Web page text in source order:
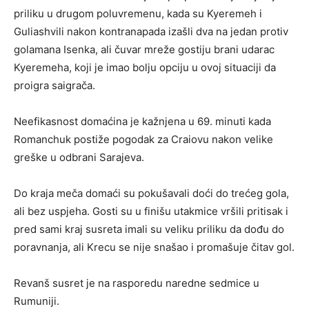
priliku u drugom poluvremenu, kada su Kyeremeh i
Guliashvili nakon kontranapada izašli dva na jedan protiv
golamana Isenka, ali čuvar mreže gostiju brani udarac
Kyeremeha, koji je imao bolju opciju u ovoj situaciji da
proigra saigrača.
Neefikasnost domaćina je kažnjena u 69. minuti kada
Romanchuk postiže pogodak za Craiovu nakon velike
greške u odbrani Sarajeva.
Do kraja meča domaći su pokušavali doći do trećeg gola,
ali bez uspjeha. Gosti su u finišu utakmice vršili pritisak i
pred sami kraj susreta imali su veliku priliku da dođu do
poravnanja, ali Krecu se nije snašao i promašuje čitav gol.
Revanš susret je na rasporedu naredne sedmice u
Rumuniji.